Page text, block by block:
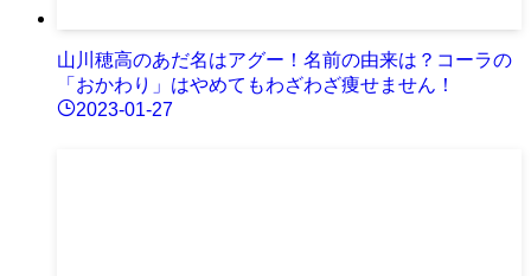
山川穂高のあだ名はアグー！名前の由来は？コーラの
「おかわり」はやめてもわざわざ痩せません！
2023-01-27